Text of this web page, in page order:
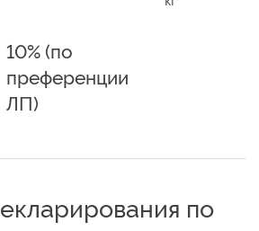
10% (по
преференции
ЛП)
по